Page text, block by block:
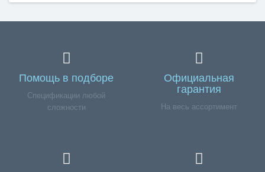
Помощь в подборе
Спецификации любой
сложности
Официальная
гарантия
На весь ассортимент